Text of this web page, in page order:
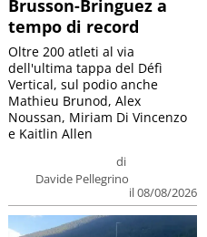
Brusson-Bringuez a
tempo di record
di
Davide Pellegrino
il 08/08/2026
Oltre 200 atleti al via
dell'ultima tappa del Défì
Vertical, sul podio anche
Mathieu Brunod, Alex
Noussan, Miriam Di Vincenzo
e Kaitlin Allen